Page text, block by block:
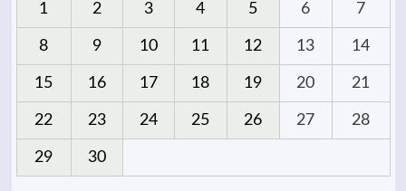
1 2 3 4 5 6 7
8 9 10 11 12 13 14
15 16 17 18 19 20 21
22 23 24 25 26 27 28
29 30